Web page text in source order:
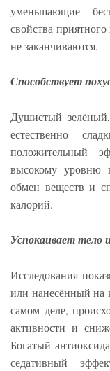
уменьшающие
свойства
не заканчиваются.
Способствует
Душистый
естественно
положительный
высокому уровню
обмен веществ и
калорий.
Успокаивает тело
Исследования
или нанесённый на
самом деле,
активности и
Богатый
седативный